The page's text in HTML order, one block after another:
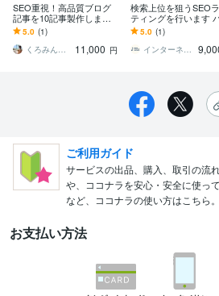
SEO重視！高品質ブログ
記事を10記事製作します
先着10名様限定！リリー
ス記念価格＆カバー画像
もプレゼント
5.0 (1)
くろみん｜YouTuber
11,000 円
検索上位を狙うSEO
ティングを行います
ワード共有なしで安心
コピペで即公開できる
ロの装飾。
5.0 (1)
インターネットコンサルティング NOVA
ご利用ガイド
サービスの出品、購入、取引の流
や、ココナラを安心・安全に使っ
など、ココナラの使い方はこちら。
お支払い方法